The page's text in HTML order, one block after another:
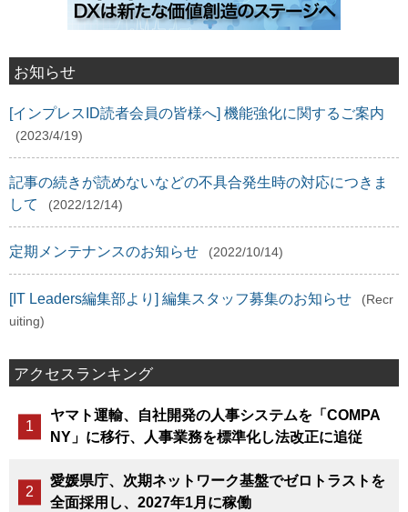
お知らせ
[インプレスID読者会員の皆様へ] 機能強化に関するご案内
(2023/4/19)
記事の続きが読めないなどの不具合発生時の対応につきま
して
(2022/12/14)
定期メンテナンスのお知らせ (2022/10/14)
[IT Leaders編集部より] 編集スタッフ募集のお知らせ
(Recr
uiting)
アクセスランキング
ヤマト運輸、自社開発の人事システムを「COMPA
NY」に移行、人事業務を標準化し法改正に追従
愛媛県庁、次期ネットワーク基盤でゼロトラストを
全面採用し、2027年1月に稼働